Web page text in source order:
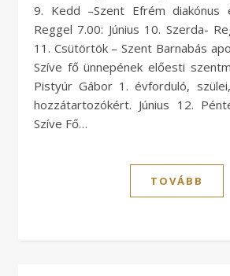
9. Kedd –Szent Efrém diakónus
Reggel 7.00: Június 10. Szerda-
11. Csütörtök – Szent Barnabás
Szíve fő ünnepének előesti
Pistyúr Gábor 1. évforduló,
hozzátartozókért. Június 12.
Szíve Fő…
TOVÁBB